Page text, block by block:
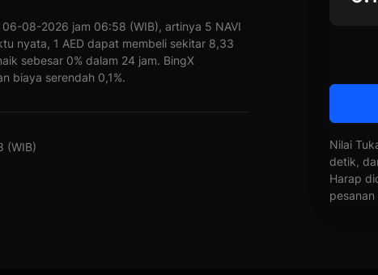
08-2026 jam 06:58 (WIB), artinya 5 NAVI
nyata, 1 AED dapat membeli sekitar 8,33
sebesar 0% dalam 24 jam. BingX
biaya serendah 0,1%.
(WIB)
Nilai
detik,
Harap